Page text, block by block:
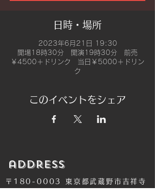
日時・場所
2023年6月21日 19:30
開場18時30分 開演19時30分 前売
￥4500＋ドリンク 当日￥5000＋ドリン
ク
このイベントをシェア
​address
〒180-0003 東京都武蔵野市吉祥寺